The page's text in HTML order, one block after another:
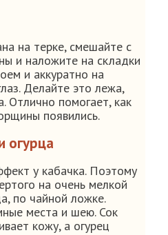
на терке, смешайте с
и наложите на складки
и аккуратно на
Делайте это лежа,
Отлично помогает, как
появились.
огурца
у кабачка. Поэтому
на очень мелкой
по чайной ложке.
места и шею. Сок
кожу, а огурец